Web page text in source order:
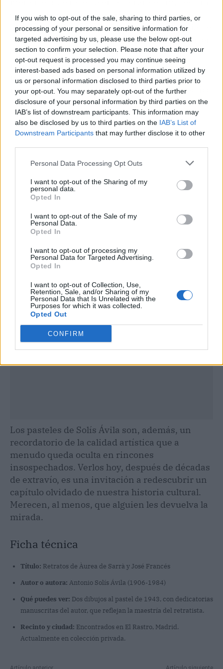
If you wish to opt-out of the sale, sharing to third parties, or
processing of your personal or sensitive information for
targeted advertising by us, please use the below opt-out
section to confirm your selection. Please note that after your
opt-out request is processed you may continue seeing
interest-based ads based on personal information utilized by
us or personal information disclosed to third parties prior to
your opt-out. You may separately opt-out of the further
disclosure of your personal information by third parties on the
IAB’s list of downstream participants. This information may
also be disclosed by us to third parties on the IAB’s List of
Downstream Participants that may further disclose it to other
Personal Data Processing Opt Outs
I want to opt-out of the Sharing of my
personal data.
Opted In
I want to opt-out of the Sale of my
Personal Data.
Opted In
I want to opt-out of processing my
Personal Data for Targeted Advertising.
Opted In
I want to opt-out of Collection, Use,
Retention, Sale, and/or Sharing of my
Personal Data that Is Unrelated with the
Purposes for which it was collected.
Opted Out
CONFIRM
en los catálogos, corre el riesgo de perderse
para siempre. La digitalización y la memoria de
los coleccionistas comprometidos se convierten
en las únicas barreras contra ese olvido. Los
retratos de Àurea de Sarrà y José Francés,
rescatados del polvo de un puesto callejero,
representan un triunfo pequeño pero simbólico
de la memoria sobre el desinterés.
Los pasteles de Solís Ávila son, además, un
recordatorio de la calidad artística que a
menudo queda oculta en rincones
insospechados. Verlos hoy, después de décadas
de extravío, es una invitación a redescubrir un
capítulo olvidado de nuestra historia cultural.
Merecen, al menos, que alguien les devuelva la
mirada.
Ficha técnica
Título: Retratos de Àurea de Sarrà y José Francés
Autor o autora: Antonio Solís Ávila (1906-1984)
Qué puedes ver: Dos dibujos al pastel de 1943, con dedicatorias
manuscritas del autor, que reflejan la maestría del retratista.
Recinto y ciudad: Encontrados en El Rastro, Madrid.
Actualmente en colección privada.